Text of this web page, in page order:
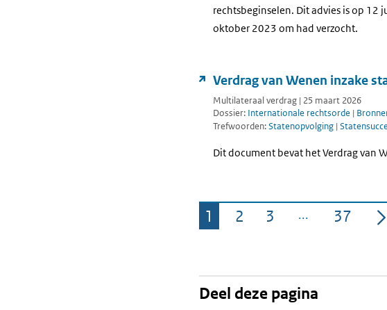
rechtsbeginselen. Dit advies is op 12
oktober 2023 om had verzocht.
Verdrag van Wenen inzake
Multilateraal verdrag | 25 maart 2026
Dossier: Internationale rechtsorde |
Trefwoorden:Statenopvolging |
Dit document bevat het Verdrag van
Pagina
1 Pagina
2 Pagina
3 Pagina
37
Deel deze pagina